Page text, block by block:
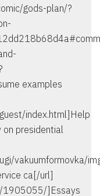
gods-plan/?
examples
index.html]Help
on presidential
vakuumformovka/
ca[/url]
1905055/]Essays